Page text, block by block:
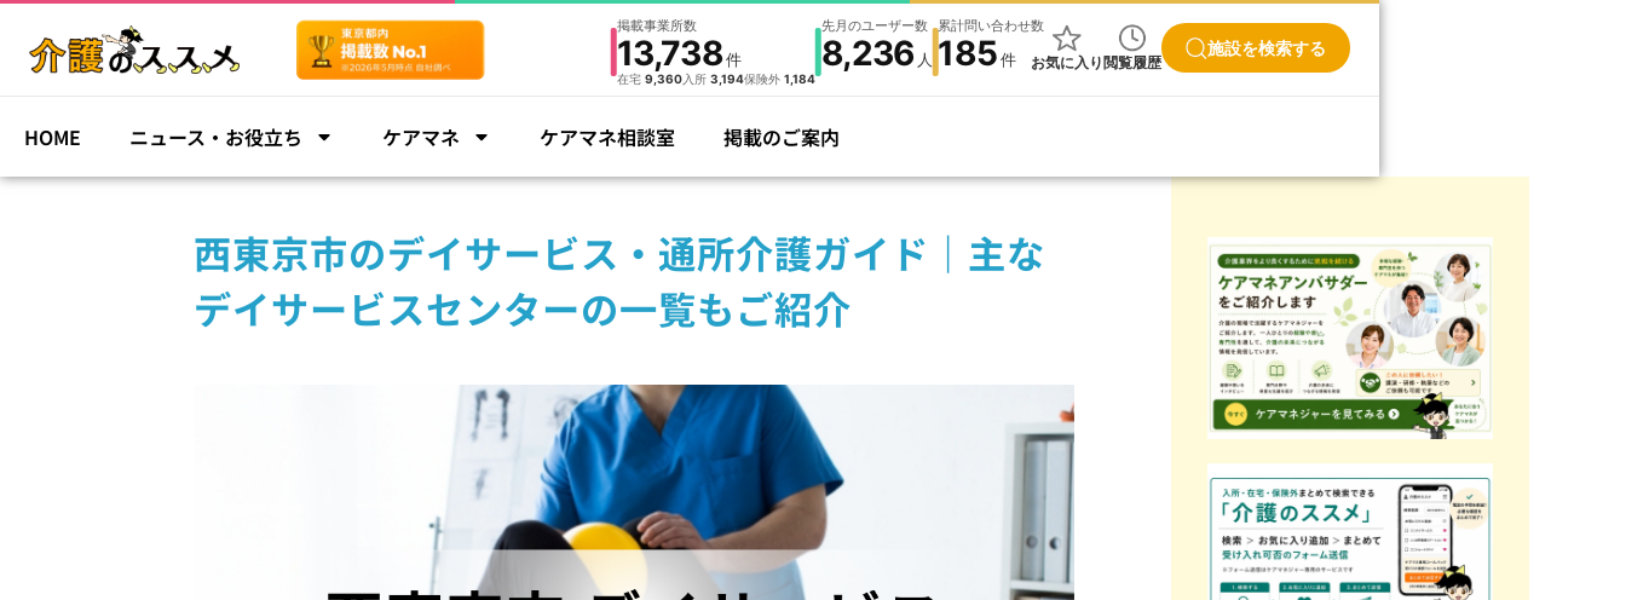
掲載事業所数
13,738件
在宅 9,360入所 3,194保険外 1,184
先月のユーザー数
8,236 人
累計問い合わせ数
185件 お気に入り閲覧履歴
施設を検索する
HOME ニュース・お役立ち ケアマネ ケアマネ相談室 掲載のご案内
西東京市のデイサービス・通所介護ガイド｜主な
デイサービスセンターの一覧もご紹介